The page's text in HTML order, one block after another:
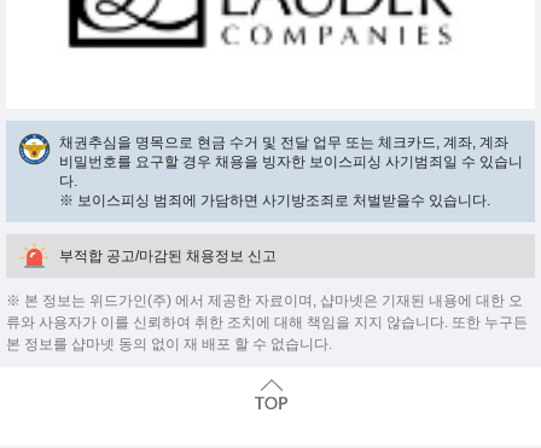
채권추심을 명목으로 현금 수거 및 전달 업무 또는 체크카드, 계좌, 계좌
비밀번호를 요구할 경우 채용을 빙자한 보이스피싱 사기범죄일 수 있습니
다.
※ 보이스피싱 범죄에 가담하면 사기방조죄로 처벌받을수 있습니다.
부적합 공고/마감된 채용정보 신고
※ 본 정보는 위드가인(주) 에서 제공한 자료이며, 샵마넷은 기재된 내용에 대한 오
류와 사용자가 이를 신뢰하여 취한 조치에 대해 책임을 지지 않습니다. 또한 누구든
본 정보를 샵마넷 동의 없이 재 배포 할 수 없습니다.